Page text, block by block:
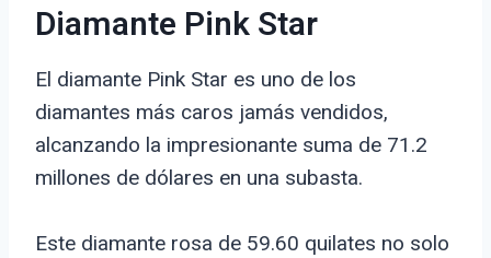
Diamante Pink Star
El diamante Pink Star es uno de los
diamantes más caros jamás vendidos,
alcanzando la impresionante suma de 71.2
millones de dólares en una subasta.
Este diamante rosa de 59.60 quilates no solo